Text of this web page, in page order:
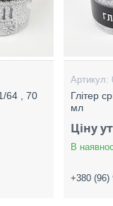
64 , 70
Глітер
мл
Ціну
В
+380 (96)